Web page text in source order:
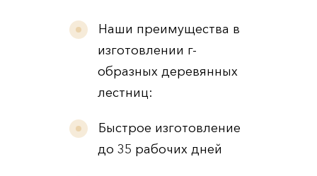
Наши преимущества в
изготовлении г-
образных деревянных
лестниц:
Быстрое изготовление
до 35 рабочих дней